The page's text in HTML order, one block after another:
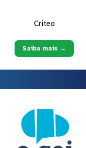
Criteo
Saiba mais →